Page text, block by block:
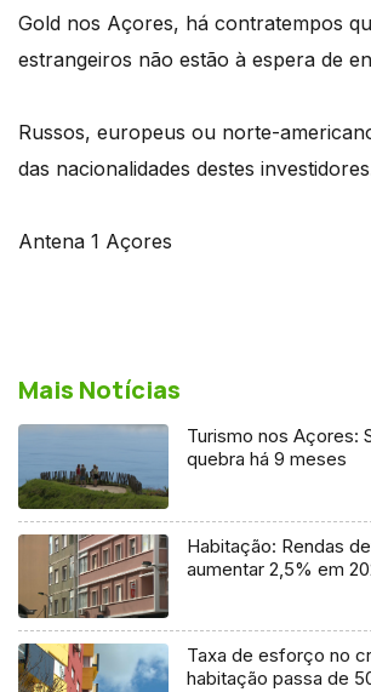
Gold nos Açores, há contratempos
estrangeiros não estão à espera de
Russos, europeus ou norte-
das nacionalidades destes
Antena 1 Açores
Mais Notícias
Turismo nos Açores:
quebra há 9 meses
Habitação: Rendas
aumentar 2,5% em
Taxa de esforço no
habitação passa de